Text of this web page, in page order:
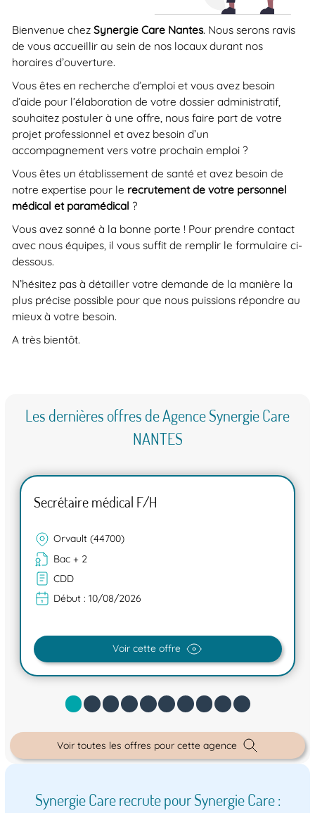
Bienvenue chez Synergie Care Nantes. Nous serons ravis
de vous accueillir au sein de nos locaux durant nos
horaires d’ouverture.
Vous êtes en recherche d’emploi et vous avez besoin
d’aide pour l’élaboration de votre dossier administratif,
souhaitez postuler à une offre, nous faire part de votre
projet professionnel et avez besoin d’un
accompagnement vers votre prochain emploi ?
Vous êtes un établissement de santé et avez besoin de
notre expertise pour le recrutement de votre personnel
médical et paramédical ?
Vous avez sonné à la bonne porte ! Pour prendre contact
avec nous équipes, il vous suffit de remplir le formulaire ci-
dessous.
N’hésitez pas à détailler votre demande de la manière la
plus précise possible pour que nous puissions répondre au
mieux à votre besoin.
A très bientôt.
Les dernières offres de Agence Synergie Care
NANTES
Secrétaire médical F/H
Orvault (44700)
Bac + 2
CDD
Début : 10/08/2026
Voir cette offre
Voir toutes les offres pour cette agence
Synergie Care recrute pour Synergie Care :